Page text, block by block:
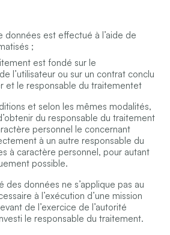
données est effectué à l’aide de
;
est fondé sur le
l’utilisateur ou sur un contrat conclu
et le responsable du traitementet
et selon les mêmes modalités,
du responsable du traitement
personnel le concernant
à un autre responsable du
à caractère personnel, pour autant
possible.
des données ne s’applique pas au
à l’exécution d’une mission
de l’exercice de l’autorité
le responsable du traitement.